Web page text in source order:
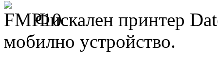
Фискален принтер
мобилно устройство.